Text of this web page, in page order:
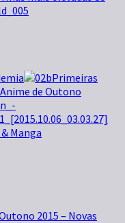
Primeiras
de Outono
Manga
2015 – Novas